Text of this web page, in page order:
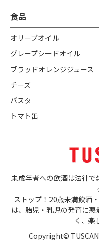
食品
オリーブオイル
グレープシードオイル
ブラッドオレンジジュース
チーズ
パスタ
トマト缶
未成年者への飲酒は法律
ストップ！20歳未満飲酒
は、胎児・乳児の発育に
く、楽
Copyright©